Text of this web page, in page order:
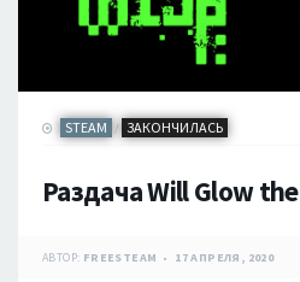
STEAM / ЗАКОНЧИЛАСЬ
Раздача Will Glow
АВТОР: FREESTEAM 17 АПРЕЛЯ, 2020